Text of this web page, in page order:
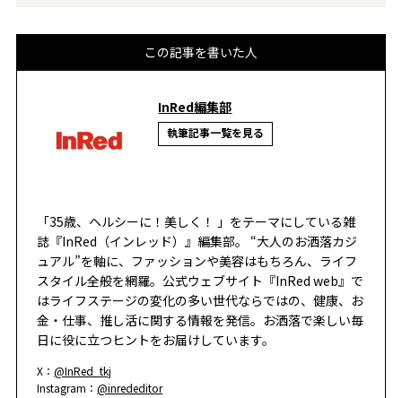
この記事を書いた人
InRed編集部
執筆記事一覧を見る
「35歳、ヘルシーに！美しく！ 」をテーマにしている雑
誌『InRed（インレッド）』編集部。 “大人のお洒落カジ
ュアル”を軸に、ファッションや美容はもちろん、ライフ
スタイル全般を網羅。公式ウェブサイト『InRed web』で
はライフステージの変化の多い世代ならではの、健康、お
金・仕事、推し活に関する情報を発信。お洒落で楽しい毎
日に役に立つヒントをお届けしています。
X：@InRed_tkj
Instagram：@inrededitor